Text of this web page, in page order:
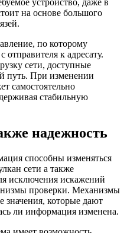
устройство, даже в
на основе большого
по которому
к адресату.
сети, доступные
путь. При изменении
самостоятельно
стабильную
надежность
способны изменяться
сети а также
исключения искажений
проверки. Механизмы
значения, которые дают
ли информация изменена.